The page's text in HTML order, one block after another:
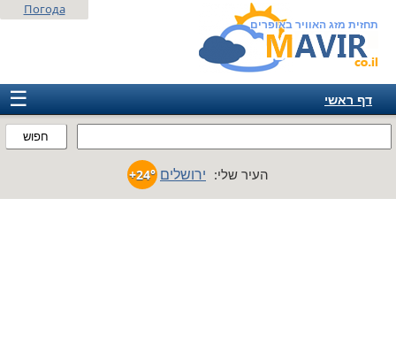
תחזית מזג האוויר באופרים
חפוש
Погода
☰
דף ראשי
אמריקה
העיר שלי: ירושלים +24°